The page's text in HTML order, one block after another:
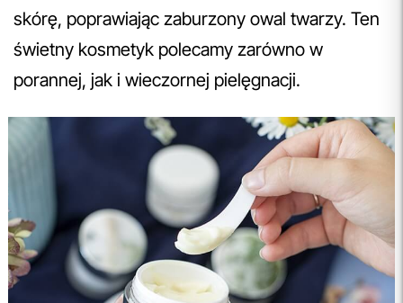
skórę, poprawiając zaburzony owal twarzy. Ten
świetny kosmetyk polecamy zarówno w
porannej, jak i wieczornej pielęgnacji.